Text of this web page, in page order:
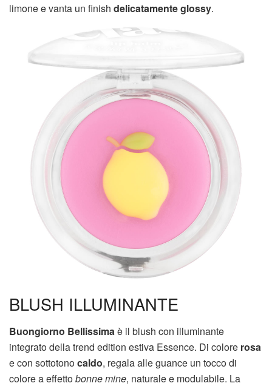
limone e vanta un finish delicatamente glossy.
BLUSH ILLUMINANTE
Buongiorno Bellissimaè il blush con illuminante
integrato della trend edition estiva Essence. Di colore rosa
e con sottotonocaldo, regala alle guance un tocco di
colore a effettobonne mine, naturale e modulabile. La